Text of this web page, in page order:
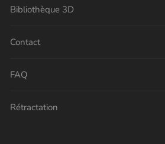
Bibliothèque 3D
Contact
FAQ
Rétractation